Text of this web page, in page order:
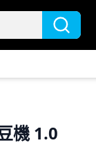
機 1.0